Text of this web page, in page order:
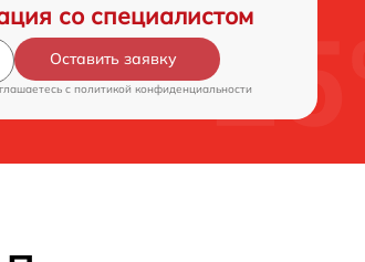
со специалистом
Оставить заявку
c политикой конфиденциальности